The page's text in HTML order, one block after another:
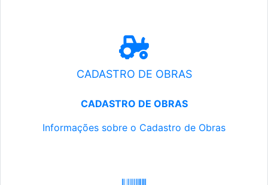
CADASTRO DE OBRAS
CADASTRO DE OBRAS
Informações sobre o Cadastro de Obras